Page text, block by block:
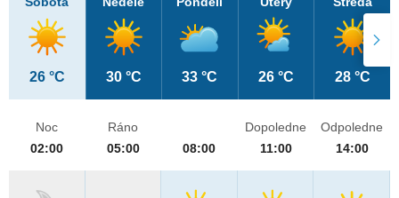
26 °C 30 °C 33 °C 26 °C 28 °C
Noc
02:00
Ráno
05:00
08:00
Dopoledne
11:00
Odpoledne
14:00